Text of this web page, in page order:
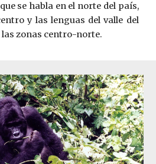
se habla en el norte del país,
y las lenguas del valle del
las zonas centro-norte.